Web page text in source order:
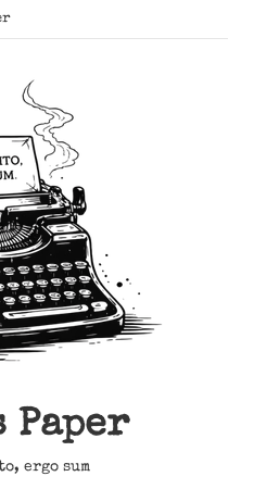
Paper
ergo sum